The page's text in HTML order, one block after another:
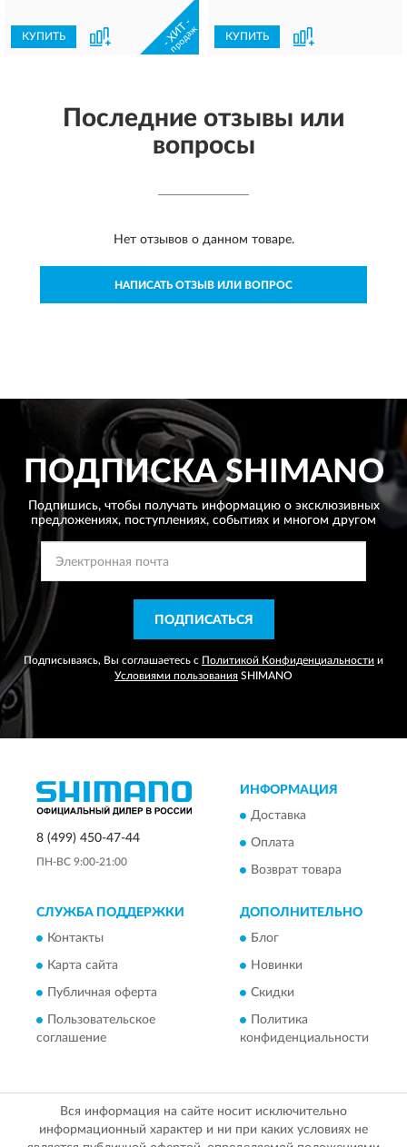
КУПИТЬ - ХИТ -
продаж КУПИТЬ
Последние отзывы или
вопросы
Нет отзывов о данном товаре.
НАПИСАТЬ ОТЗЫВ ИЛИ ВОПРОС
ПОДПИСКАSHIMANO
Подпишись, чтобы получать информацию о эксклюзивных
предложениях, поступлениях, событиях и многом другом
ПОДПИСАТЬСЯ
Подписываясь, Вы соглашаетесь с Политикой Конфиденциальности и
Условиями пользования SHIMANO
8 (499) 450-47-44
ПН-ВС 9:00-21:00
ИНФОРМАЦИЯ
Доставка
Оплата
Возврат товара
СЛУЖБА ПОДДЕРЖКИ
Контакты
Карта сайта
Публичная оферта
Пользовательское
соглашение
ДОПОЛНИТЕЛЬНО
Блог
Новинки
Скидки
Политика
конфиденциальности
Вся информация на сайте носит исключительно
информационный характер и ни при каких условиях не